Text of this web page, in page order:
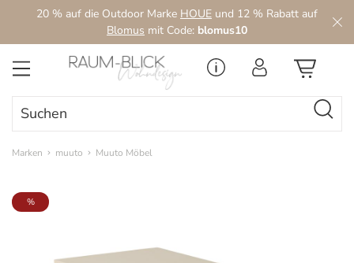
Zum Hauptinhalt springen
20 % auf die Outdoor Marke HOUE und 12 % Rabatt auf
Blomus mit Code: blomus10
Marken muuto Muuto Möbel
Bildergalerie überspringen
%